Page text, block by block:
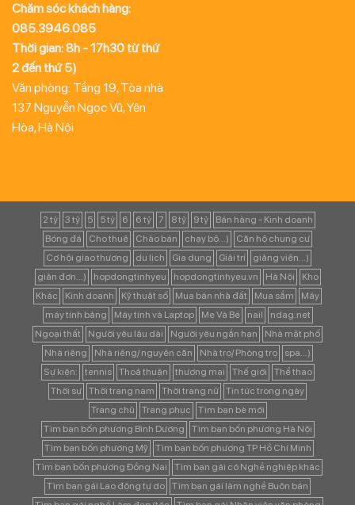
Chăm sóc khách hàng:
085.3946.085
Thời gian: 8h - 17h30 từ thứ
2 đến thứ 5)
Văn phòng: Tầng 19, Tòa nhà
137 Nguyễn Ngọc Vũ, Yên
Hòa, Hà Nội
2 tỷ 3 tỷ 5 5 tỷ 6 6 tỷ 7 8 tỷ 9 tỷ
Bán hàng - Kinh doanh
Bóng đá
Cho thuê Chào bán chạy bộ...)
Căn hộ chung cư
Cơ hội giao thương
du lịch Gia dụng Giải trí
giảng viên...)
giản đơn...)
hopdongtinhyeu hopdongtinhyeu.vn Hà Nội
Kho
Khác
Kinh doanh Kỹ thuật số Mua bán nhà đất Mua sắm
Máy
máy tính bảng
Máy tính và Laptop Mẹ Và Bé nail
ndag.net
Ngoại thất
Người yêu lâu dài Người yêu ngắn hạn
Nhà mặt phố
Nhà riêng
Nhà riêng/ nguyên căn Nhà trọ/ Phòng trọ
spa...)
Sự kiện:
tennis Thoả thuận thương mại Thế giới
Thể thao
Thời sự
Thời trang nam Thời trang nữ
Tin tức trong ngày
Trang chủ
Trang phục
Tìm bạn bè mới
Tìm bạn bốn phương Bình Dương
Tìm bạn bốn phương Hà Nội
Tìm bạn bốn phương Mỹ
Tìm bạn bốn phương TP Hồ Chí Minh
Tìm bạn bốn phương Đồng Nai
Tìm bạn gái có Nghề nghiệp khác
Tìm bạn gái Lao động tự do
Tìm bạn gái làm nghề Buôn bán